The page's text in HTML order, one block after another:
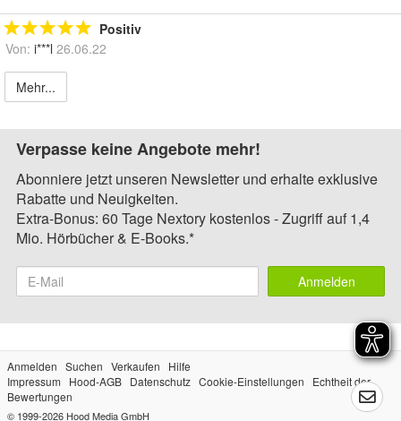
Positiv
Von: i***l 26.06.22
Mehr...
Verpasse keine Angebote mehr!
Abonniere jetzt unseren Newsletter und erhalte exklusive
Rabatte und Neuigkeiten.
Extra-Bonus: 60 Tage Nextory kostenlos - Zugriff auf 1,4
Mio. Hörbücher & E-Books.*
Anmelden
Anmelden Suchen Verkaufen
Hilfe
Impressum
Hood-AGB Datenschutz Cookie-Einstellungen
Echtheit der
Bewertungen
© 1999-2026 Hood Media GmbH